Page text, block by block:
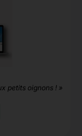
petits oignons ! »